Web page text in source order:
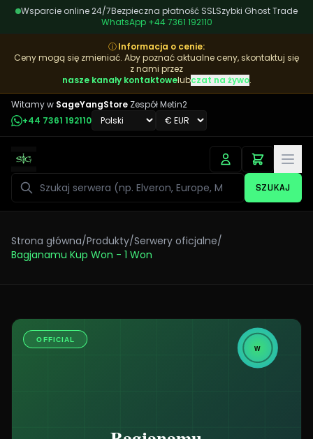
Wsparcie online 24/7Bezpieczna płatność SSLSzybki Ghost Trade
WhatsApp +44 7361 192110
ⓘInformacja o cenie:
Ceny mogą się zmieniać. Aby poznać aktualne ceny, skontaktuj się
z nami przez
nasze kanały kontaktowelubczat na żywo.
Witamy w SageYangStore Zespół Metin2
+44 7361 192110
Szukaj SZUKAJ
Strona główna/Produkty/Serwery oficjalne/
Bagjanamu Kup Won - 1 Won